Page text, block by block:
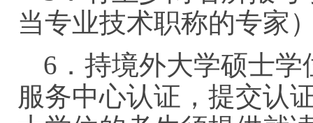
当专业技术职称的专家
6．持境外大学硕士
服务中心认证，提交认